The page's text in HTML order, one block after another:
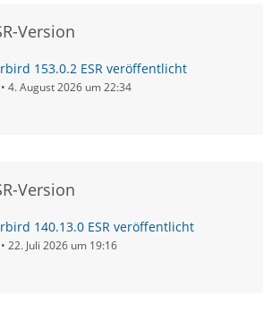
Version
153.0.2 ESR veröffentlicht
4. August 2026 um 22:34
Version
140.13.0 ESR veröffentlicht
22. Juli 2026 um 19:16